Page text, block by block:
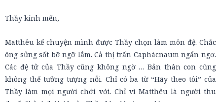
Thầy kính mến,
Matthêu kể chuyện mình được Thầy chọn làm môn đệ. Chắc
ông sửng sốt bỡ ngỡ lắm. Cả thị trấn Caphácnaum ngẩn ngơ.
Các đệ tử của Thầy cũng không ngờ … Bản thân con cũng
không thể tưởng tượng nỗi. Chỉ có ba từ “Hãy theo tôi” của
Thầy làm mọi người chới với. Chỉ vì Matthêu là người thu